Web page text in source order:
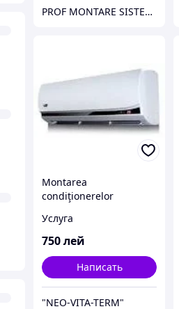
PROF MONTARE SISTEM SRL
Montarea
condiţionerelor
Услуга
750лей
Написать
"NEO-VITA-TERM"